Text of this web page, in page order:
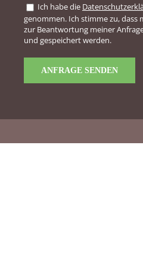
Ich habe die
genommen. Ich stimme zu, dass
zur Beantwortung meiner
und gespeichert werden.